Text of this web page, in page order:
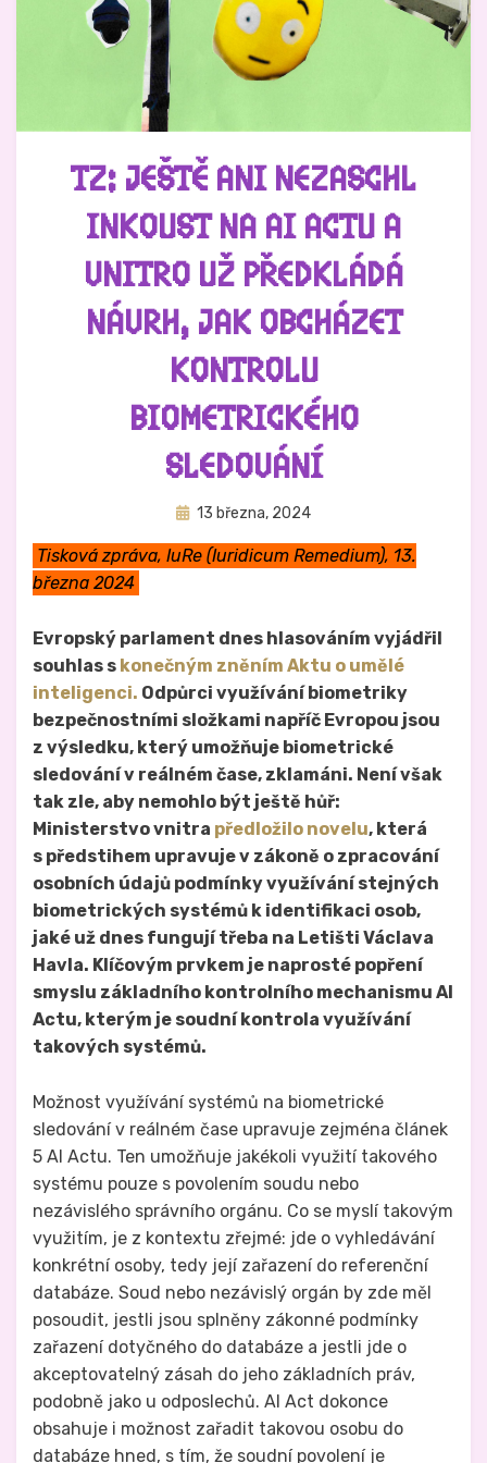
TZ: JEŠTĚ ANI NEZASCHL
INKOUST NA AI ACTU A
VNITRO UŽ PŘEDKLÁDÁ
NÁVRH, JAK OBCHÁZET
KONTROLU
BIOMETRICKÉHO
SLEDOVÁNÍ
AutorHynek Trojánek
Zveřejněno
13 března, 2024
Tisková zpráva, IuRe (Iuridicum Remedium), 13.
března 2024
Evropský parlament dnes hlasováním vyjádřil
souhlas s konečným zněním Aktu o umělé
inteligenci. Odpůrci využívání biometriky
bezpečnostními složkami napříč Evropou jsou
z výsledku, který umožňuje biometrické
sledování v reálném čase, zklamáni. Není však
tak zle, aby nemohlo být ještě hůř:
Ministerstvo vnitra předložilo novelu, která
s předstihem upravuje v zákoně o zpracování
osobních údajů podmínky využívání stejných
biometrických systémů k identifikaci osob,
jaké už dnes fungují třeba na Letišti Václava
Havla. Klíčovým prvkem je naprosté popření
smyslu základního kontrolního mechanismu AI
Actu, kterým je soudní kontrola využívání
takových systémů.
Možnost využívání systémů na biometrické
sledování v reálném čase upravuje zejména článek
5 AI Actu. Ten umožňuje jakékoli využití takového
systému pouze s povolením soudu nebo
nezávislého správního orgánu. Co se myslí takovým
využitím, je z kontextu zřejmé: jde o vyhledávání
konkrétní osoby, tedy její zařazení do referenční
databáze. Soud nebo nezávislý orgán by zde měl
posoudit, jestli jsou splněny zákonné podmínky
zařazení dotyčného do databáze a jestli jde o
akceptovatelný zásah do jeho základních práv,
podobně jako u odposlechů. AI Act dokonce
obsahuje i možnost zařadit takovou osobu do
databáze hned, s tím, že soudní povolení je